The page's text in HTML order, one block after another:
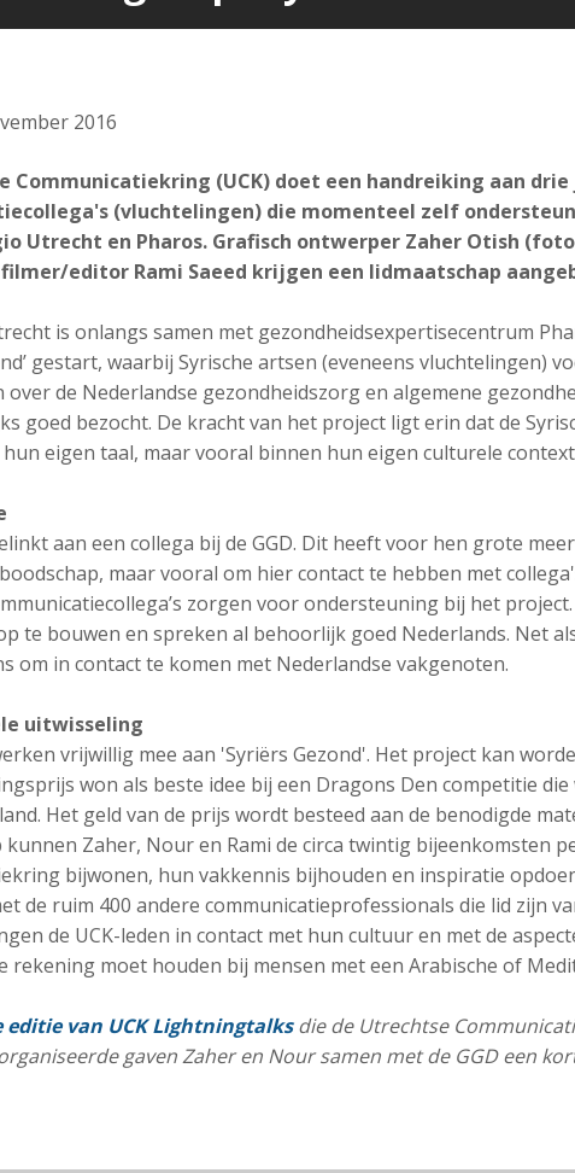
2016
Communicatiekring (UCK) doet een handreiking aan drie
(vluchtelingen) die momenteel zelf
Utrecht en Pharos. Grafisch ontwerper Zaher Otish
editor Rami Saeed krijgen een lidmaatschap
is onlangs samen met gezondheidsexpertisecentrum
gestart, waarbij Syrische artsen (eveneens vluchtelingen)
over de Nederlandse gezondheidszorg en algemene
goed bezocht. De kracht van het project ligt erin dat de
eigen taal, maar vooral binnen hun eigen culturele
aan een collega bij de GGD. Dit heeft voor hen grote
maar vooral om hier contact te hebben met
zorgen voor ondersteuning bij het
te bouwen en spreken al behoorlijk goed Nederlands. Net
om in contact te komen met Nederlandse vakgenoten.
uitwisseling
vrijwillig mee aan 'Syriërs Gezond'. Het project kan
won als beste idee bij een Dragons Den competitie die
Het geld van de prijs wordt besteed aan de benodigde
kunnen Zaher, Nour en Rami de circa twintig bijeenkomsten
bijwonen, hun vakkennis bijhouden en inspiratie
de ruim 400 andere communicatieprofessionals die lid zijn
de UCK-leden in contact met hun cultuur en met de
rekening moet houden bij mensen met een Arabische of
editie van UCK Lightningtalksdie de Utrechtse
gaven Zaher en Nour samen met de GGD een